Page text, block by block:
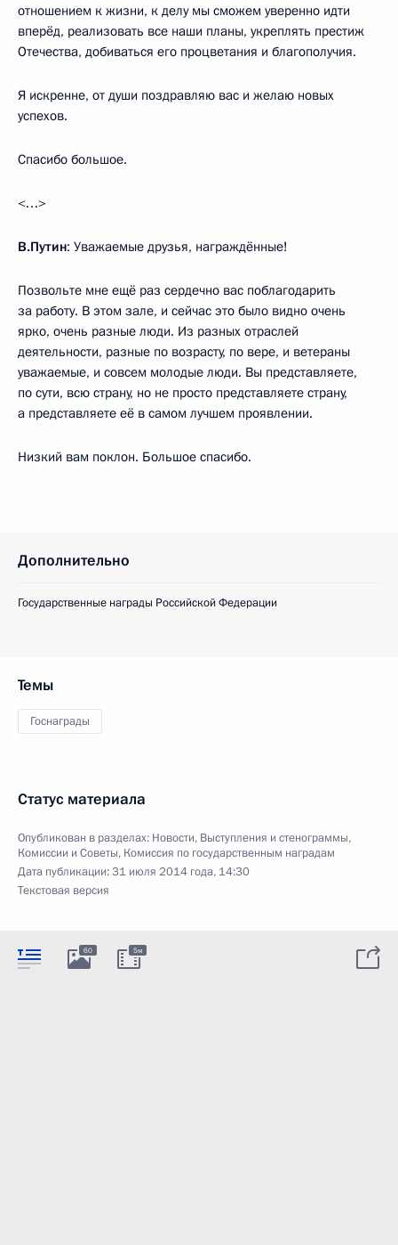
отношением к жизни, к делу мы сможем уверенно идти
вперёд, реализовать все наши планы, укреплять престиж
Отечества, добиваться его процветания и благополучия.
Я искренне, от души поздравляю вас и желаю новых
успехов.
Спасибо большое.
<…>
В.Путин: Уважаемые друзья, награждённые!
Позвольте мне ещё раз сердечно вас поблагодарить
за работу. В этом зале, и сейчас это было видно очень
ярко, очень разные люди. Из разных отраслей
деятельности, разные по возрасту, по вере, и ветераны
уважаемые, и совсем молодые люди. Вы представляете,
по сути, всю страну, но не просто представляете страну,
а представляете её в самом лучшем проявлении.
Низкий вам поклон. Большое спасибо.
Дополнительно
Государственные награды Российской Федерации
Темы
Госнаграды
Статус материала
Опубликован в разделах: Новости, Выступления и стенограммы,
Комиссии и Советы, Комиссия по государственным наградам
Дата публикации:31 июля 2014 года, 14:30
Текстовая версия
60 5м